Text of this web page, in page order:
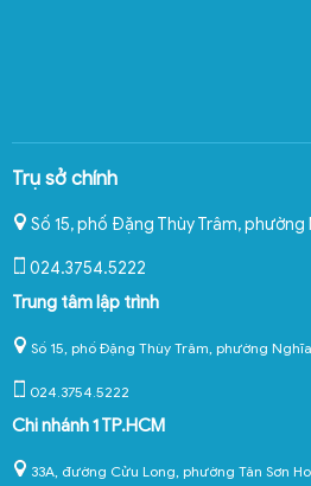
Trụ sở chính
Số 15, phố Đặng Thùy Trâm,
024.3754.5222
Trung tâm lập trình
Số 15, phố Đặng Thùy Trâm, phường
024.3754.5222
Chi nhánh 1 TP.HCM
33A, đường Cửu Long, phường Tân Sơn